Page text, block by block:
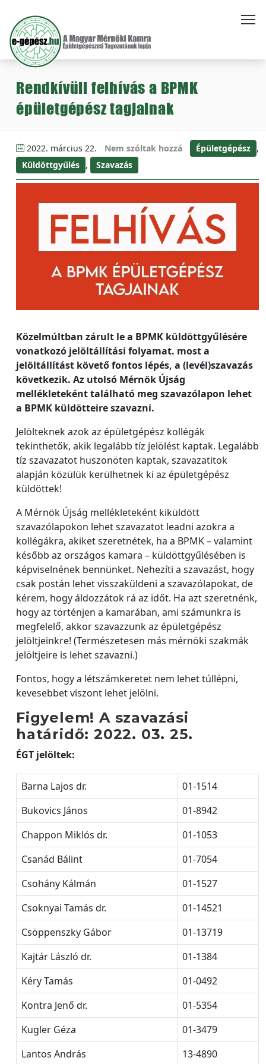
Rendkívüli felhívás a BPMK
épületgépész tagjainak
2022. március 22. Nem szóltak hozzá Épületgépész ,
Küldöttgyűlés , Szavazás
Közelmúltban zárult le a BPMK küldöttgyűlésére
vonatkozó jelöltállítási folyamat. most a
jelöltállítást követő fontos lépés, a (levél)szavazás
következik. Az utolsó Mérnök Újság
mellékleteként található meg szavazólapon lehet
a BPMK küldötteire szavazni.
Jelölteknek azok az épületgépész kollégák
tekinthetők, akik legalább tíz jelölést kaptak. Legalább
tíz szavazatot huszonöten kaptak, szavazatitok
alapján közülük kerülhetnek ki az épületgépész
küldöttek!
A Mérnök Újság mellékleteként kiküldött
szavazólapokon lehet szavazatot leadni azokra a
kollégákra, akiket szeretnétek, ha a BPMK – valamint
később az országos kamara – küldöttgyűlésében is
képviselnének bennünket. Nehezíti a szavazást, hogy
csak postán lehet visszaküldeni a szavazólapokat, de
kérem, hogy áldozzátok rá az időt. Ha azt szeretnénk,
hogy az történjen a kamarában, ami számunkra is
megfelelő, akkor szavazzunk az épületgépész
jelöltjeinkre! (Természetesen más mérnöki szakmák
jelöltjeire is lehet szavazni.)
Fontos, hogy a létszámkeretet nem lehet túllépni,
kevesebbet viszont lehet jelölni.
Figyelem! A szavazási
határidő: 2022. 03. 25.
ÉGT jelöltek:
Barna Lajos dr.
01-1514
Bukovics János
01-8942
Chappon Miklós dr.
01-1053
Csanád Bálint
01-7054
Csohány Kálmán
01-1527
Csoknyai Tamás dr.
01-14521
Csöppenszky Gábor
01-13719
Kajtár László dr.
01-1384
Kéry Tamás
01-0492
Kontra Jenő dr.
01-5354
Kugler Géza
01-3479
Lantos András
13-4890